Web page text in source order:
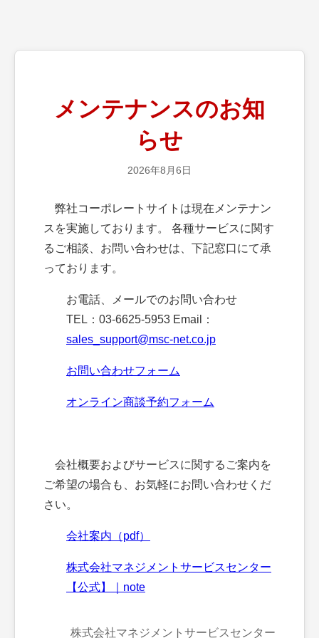
メンテナンスのお知
らせ
2026年8月6日
弊社コーポレートサイトは現在メンテナン
スを実施しております。 各種サービスに関す
るご相談、お問い合わせは、下記窓口にて承
っております。
お電話、メールでのお問い合わせ
TEL：03-6625-5953 Email：
sales_support@msc-net.co.jp
お問い合わせフォーム
オンライン商談予約フォーム
会社概要およびサービスに関するご案内を
ご希望の場合も、お気軽にお問い合わせくだ
さい。
会社案内（pdf）
株式会社マネジメントサービスセンター
【公式】｜note
株式会社マネジメントサービスセンター